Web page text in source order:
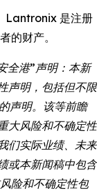
Lantronix 是注册
的财产。
全港”声明：本新
声明，包括但不限
声明。该等前瞻
大风险和不确定性
们实际业绩、未来
或本新闻稿中包含
险和不确定性包